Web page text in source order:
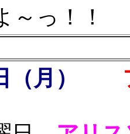
～っ！！
月） フ